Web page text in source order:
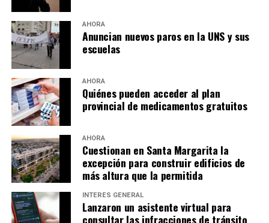
AHORA
Anuncian nuevos paros en la UNS y sus
escuelas
AHORA
Quiénes pueden acceder al plan
provincial de medicamentos gratuitos
AHORA
Cuestionan en Santa Margarita la
excepción para construir edificios de
más altura que la permitida
INTERÉS GENERAL
Lanzaron un asistente virtual para
consultar las infracciones de tránsito